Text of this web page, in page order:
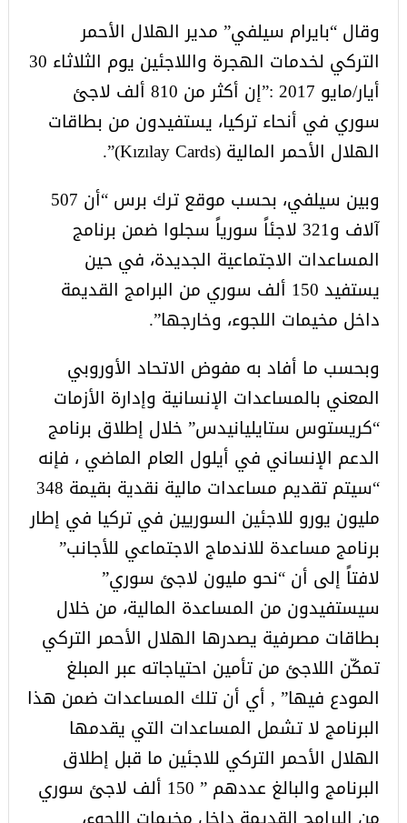
وقال “بايرام سيلفي” مدير الهلال الأحمر
التركي لخدمات الهجرة واللاجئين يوم الثلاثاء 30
أيار/مايو 2017 :”إن أكثر من 810 ألف لاجئ
سوري في أنحاء تركيا، يستفيدون من بطاقات
الهلال الأحمر المالية (Kızılay Cards)”.
وبين سيلفي، بحسب موقع ترك برس “أن 507
آلاف و321 لاجئاً سورياً سجلوا ضمن برنامج
المساعدات الاجتماعية الجديدة، في حين
يستفيد 150 ألف سوري من البرامج القديمة
داخل مخيمات اللجوء، وخارجها”.
وبحسب ما أفاد به مفوض الاتحاد الأوروبي
المعني بالمساعدات الإنسانية وإدارة الأزمات
“كريستوس ستايليانيدس” خلال إطلاق برنامج
الدعم الإنساني في أيلول العام الماضي ، فإنه
“سيتم تقديم مساعدات مالية نقدية بقيمة 348
مليون يورو للاجئين السوريين في تركيا في إطار
برنامج مساعدة للاندماج الاجتماعي للأجانب”
لافتاً إلى أن “نحو مليون لاجئ سوري”
سيستفيدون من المساعدة المالية، من خلال
بطاقات مصرفية يصدرها الهلال الأحمر التركي
تمكّن اللاجئ من تأمين احتياجاته عبر المبلغ
المودع فيها” , أي أن تلك المساعدات ضمن هذا
البرنامج لا تشمل المساعدات التي يقدمها
الهلال الأحمر التركي للاجئين ما قبل إطلاق
البرنامج والبالغ عددهم ” 150 ألف لاجئ سوري